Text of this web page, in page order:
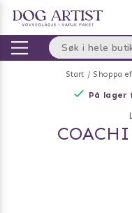
Start Shoppa
På lager